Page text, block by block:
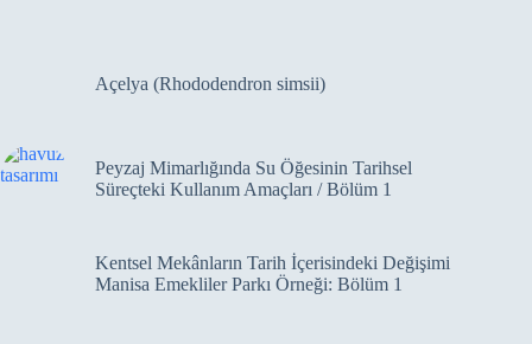
Açelya (Rhododendron simsii)
Peyzaj Mimarlığında Su Öğesinin Tarihsel
Süreçteki Kullanım Amaçları / Bölüm 1
Kentsel Mekânların Tarih İçerisindeki Değişimi
Manisa Emekliler Parkı Örneği: Bölüm 1